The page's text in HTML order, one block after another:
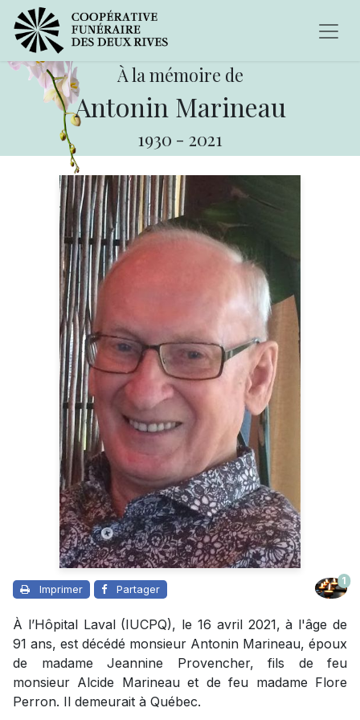
À la mémoire de
Antonin Marineau
1930 - 2021
Imprimer Partager
1
À l’Hôpital Laval (IUCPQ), le 16 avril 2021, à l'âge de
91 ans, est décédé monsieur Antonin Marineau, époux
de madame Jeannine Provencher, fils de feu
monsieur Alcide Marineau et de feu madame Flore
Perron. Il demeurait à Québec.